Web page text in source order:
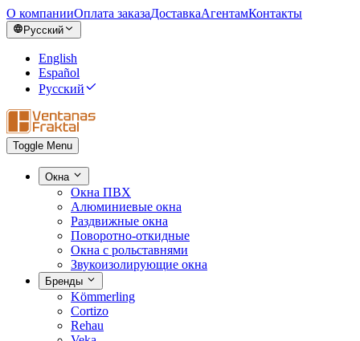
О компанииОплата заказаДоставкаАгентамКонтакты
Русский
English
Español
Русский
Toggle Menu
Окна
Окна ПВХ
Алюминиевые окна
Раздвижные окна
Поворотно-откидные
Окна с рольставнями
Звукоизолирующие окна
Бренды
Kömmerling
Cortizo
Rehau